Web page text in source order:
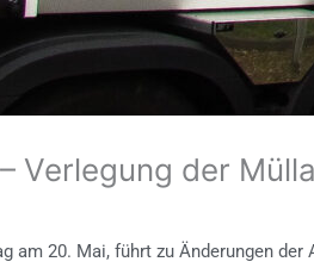
Verlegung der
am 20. Mai, führt zu Änderungen